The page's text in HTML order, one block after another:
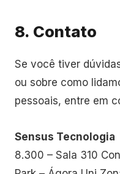
8. Contato
Se você tiver
ou sobre como
pessoais, entre em
Sensus Tecnologia
8.300 – Sala 310